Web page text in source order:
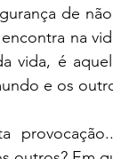
de
na
vida, é
e os